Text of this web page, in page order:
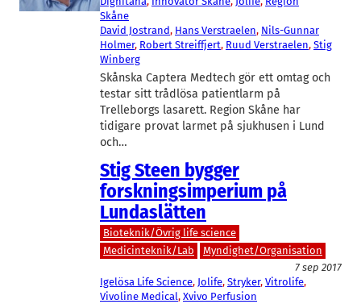
Skåne
David Jostrand, Hans Verstraelen, Nils-Gunnar
Holmer, Robert Streiffjert, Ruud Verstraelen, Stig
Winberg
Skånska Captera Medtech gör ett omtag och
testar sitt trådlösa patientlarm på
Trelleborgs lasarett. Region Skåne har
tidigare provat larmet på sjukhusen i Lund
och…
Stig Steen bygger
forskningsimperium på
Lundaslätten
Bioteknik/Övrig life science
Medicinteknik/Lab
Myndighet/Organisation
7 sep 2017
Igelösa Life Science, Jolife, Stryker, Vitrolife
Vivoline Medical, Xvivo Perfusion